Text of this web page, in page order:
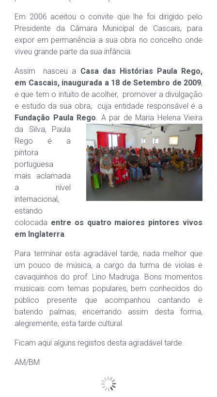
Em 2006 aceitou o convite que lhe foi dirigido pelo
Presidente da Câmara Municipal de Cascais, para
expor em permanência a sua obra no concelho onde
viveu grande parte da sua infância.
Assim nasceu a Casa das Histórias Paula Rego,
em Cascais, inaugurada a 18 de Setembro de 2009,
e que tem o intuito de acolher, promover a divulgação
e estudo da sua obra, cuja entidade responsável é a
Fundação Paula Rego. A par de Maria Helena Vieira
da Silva, Paula
Rego é a
pintora
portuguesa
mais aclamada
a nível
internacional,
estando
colocada entre os quatro maiores pintores vivos
em Inglaterra.
Para terminar esta agradável tarde, nada melhor que
um pouco de música, a cargo da turma de violas e
cavaquinhos do prof. Lino Madruga. Bons momentos
musicais com temas populares, bem conhecidos do
público presente que acompanhou cantando e
batendo palmas, encerrando assim desta forma,
alegremente, esta tarde cultural.
Ficam aqui alguns registos desta agradável tarde.
AM/BM